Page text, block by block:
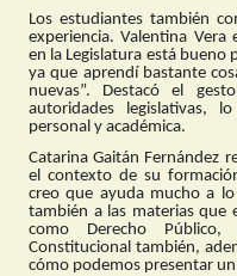
Los estudiantes también
experiencia. Valentina Vera
en la Legislatura está bueno
ya que aprendí bastante
nuevas”. Destacó el
autoridades legislativas,
personal y académica.
Catarina Gaitán Fernández
el contexto de su
creo que ayuda mucho a
también a las materias que
como Derecho Público,
Constitucional también,
cómo podemos presentar